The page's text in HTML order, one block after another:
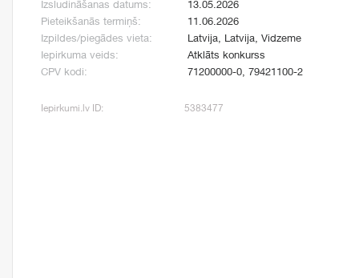
Izsludināšanas datums:
13.05.2026
Pieteikšanās termiņš:
11.06.2026
Izpildes/piegādes vieta:
Latvija, Latvija, Vidzeme
Iepirkuma veids:
Atklāts konkurss
CPV kodi:
71200000-0, 79421100-2
Iepirkumi.lv ID: 5383477